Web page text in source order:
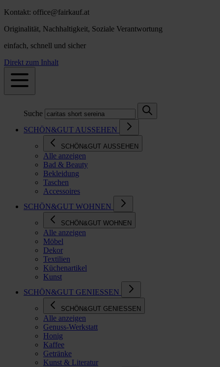
Kontakt: office@fairkauf.at
Originalität, Nachhaltigkeit, Soziale Verantwortung
einfach, schnell und sicher
Direkt zum Inhalt
Suche
SCHÖN&GUT AUSSEHEN
SCHÖN&GUT AUSSEHEN
Alle anzeigen
Bad & Beauty
Bekleidung
Taschen
Accessoires
SCHÖN&GUT WOHNEN
SCHÖN&GUT WOHNEN
Alle anzeigen
Möbel
Dekor
Textilien
Küchenartikel
Kunst
SCHÖN&GUT GENIESSEN
SCHÖN&GUT GENIESSEN
Alle anzeigen
Genuss-Werkstatt
Honig
Kaffee
Getränke
Kunst & Literatur